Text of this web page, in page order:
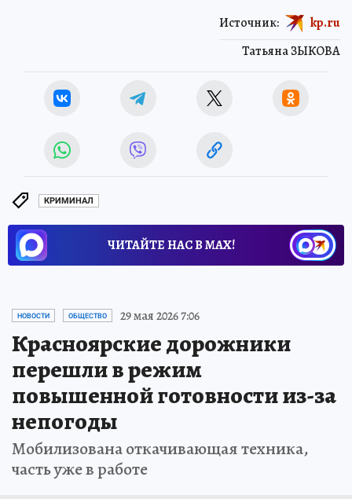
Татьяна ЗЫКОВА
Источник: kp.ru
КРИМИНАЛ
ЧИТАЙТЕ НАС В МАХ!
НОВОСТИ ОБЩЕСТВО 29 мая 2026 7:06
Красноярские дорожники
перешли в режим
повышенной готовности из-за
непогоды
Мобилизована откачивающая техника,
часть уже в работе